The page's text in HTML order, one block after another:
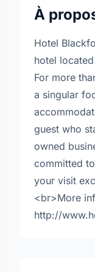
À
Hotel
hotel
For more
a singular
guest who
owned
committed
your visit
<br>More
http://